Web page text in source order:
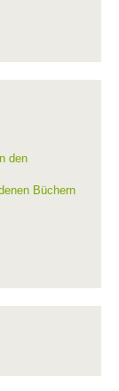
den
Büchern